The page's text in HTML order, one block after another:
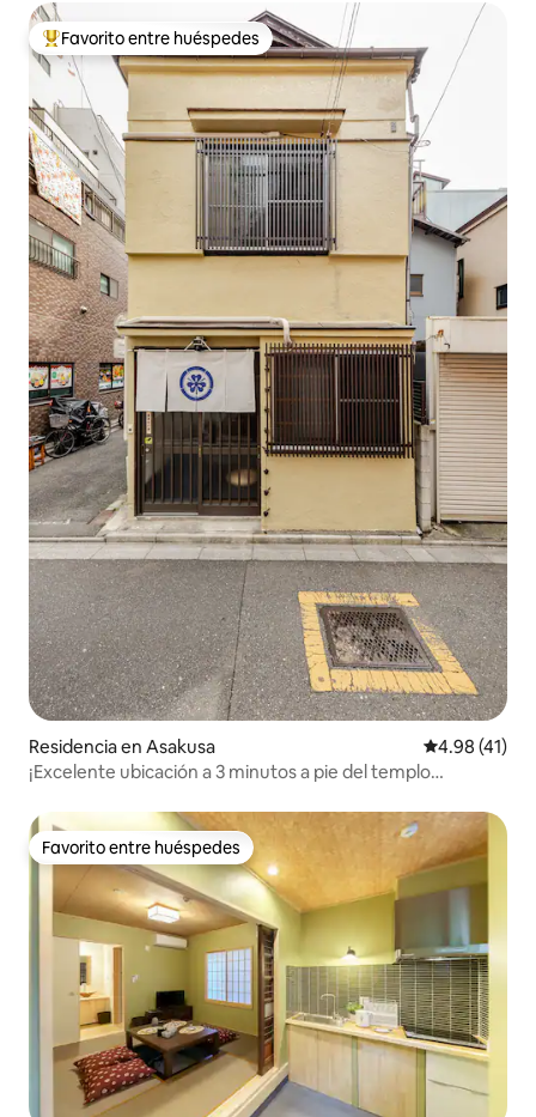
De los mejores en Favorito entre huéspedes
Favorito entre huéspedes
Residencia en Asakusa Calificación
4.98 (41)
¡Excelente ubicación a 3 minutos a pie del templo
de huéspedes llena de emociones. Tren directo al
aeropuerto de Narita y Haneda. También es conveniente
para ir a Ginza y Ueno
Favorito entre huéspedes
Favorito entre huéspedes